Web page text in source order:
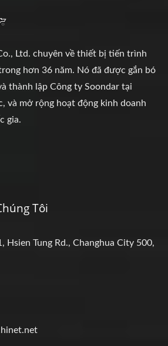
Ltd. chuyên về thiết bị tiến trình
hơn 36 năm. Nó đã được gắn bó
thành lập Công ty Soondar tại
và mở rộng hoạt động kinh doanh
gia.
Tôi
Hsien Tung Rd., Changhua City 500,